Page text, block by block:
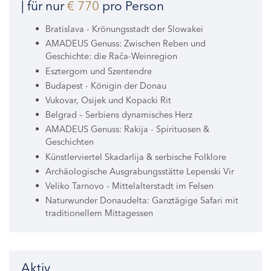
| für nur€ 770 pro Person
Bratislava - Krönungsstadt der Slowakei
AMADEUS Genuss: Zwischen Reben und
Geschichte: die Rača-Weinregion
Esztergom und Szentendre
Budapest - Königin der Donau
Vukovar, Osijek und Kopacki Rit
Belgrad – Serbiens dynamisches Herz
AMADEUS Genuss: Rakija - Spirituosen &
Geschichten
Künstlerviertel Skadarlija & serbische Folklore
Archäologische Ausgrabungsstätte Lepenski Vir
Veliko Tarnovo - Mittelalterstadt im Felsen
Naturwunder Donaudelta: Ganztägige Safari mit
traditionellem Mittagessen
Aktiv